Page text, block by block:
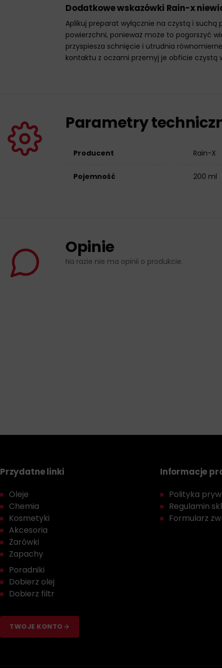
Dodatkowe wskazówki Rain-x
Aplikuj preparat wyłącznie na czystą i suchą
powierzchni, ponieważ może to pogorszyć
przyspiesza schnięcie i utrudnia
kontaktu z oczami przemyj je obficie czystą
Parametry
Producent Rain-X
Pojemność 200 ml
Opinie
Na razie nie ma opinii o produkcie.
Przydatne linki
Oleje
Chemia
Kosmetyki
Akcesoria
Żarówki
Zapachy
Poradniki
Dobierz olej
Dobierz filtr
TWOJE KONTO
Informacje
Polityka
Regulamin
Formularz